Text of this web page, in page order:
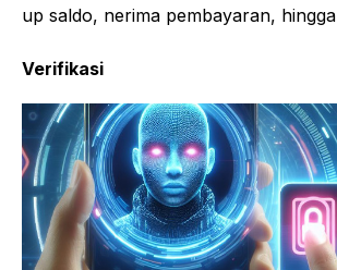
up saldo, nerima pembayaran, hingga
Verifikasi